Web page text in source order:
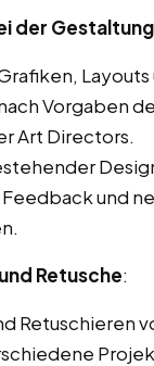
der Gestaltung
Layouts
Vorgaben
Art Directors.
und
Retusche:
Retuschieren